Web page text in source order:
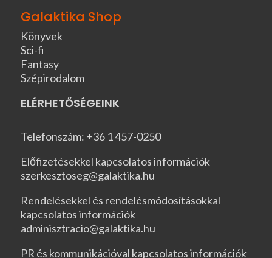
Galaktika Shop
Könyvek
Sci-fi
Fantasy
Szépirodalom
ELÉRHETŐSÉGEINK
Telefonszám: +36 1 457-0250
Előfizetésekkel kapcsolatos információk
szerkesztoseg@galaktika.hu
Rendelésekkel és rendelésmódosításokkal
kapcsolatos információk
adminisztracio@galaktika.hu
PR és kommunikációval kapcsolatos információk